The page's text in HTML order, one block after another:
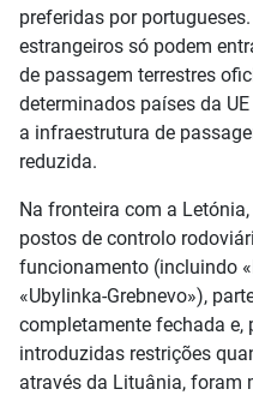
preferidas por
estrangeiros só podem
de passagem terrestres
determinados países da
a infraestrutura de
reduzida.
Na fronteira com a
postos de controlo
funcionamento (incluindo
«Ubylinka-Grebnevo»),
completamente fechada e,
introduzidas restrições
através da Lituânia, foram